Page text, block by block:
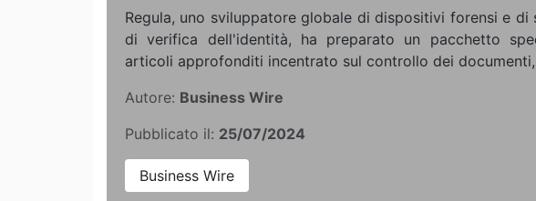
Regula, uno sviluppatore globale di dispositivi forensi e di
di verifica dell'identità, ha preparato un pacchetto
articoli approfonditi incentrato sul controllo dei documenti,
Autore: Business Wire
Pubblicato il: 25/07/2024
Business Wire